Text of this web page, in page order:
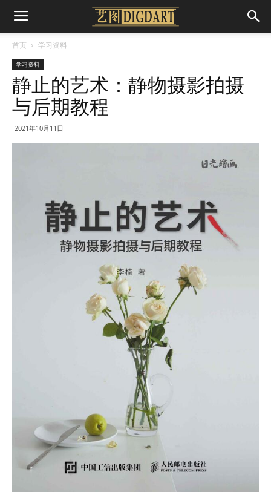
首页 学习资料
学习资料
静止的艺术：静物摄影拍摄
与后期教程
2021年10月11日